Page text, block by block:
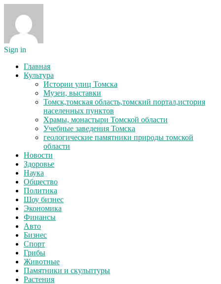
Sign in
Главная
Культура
Истории улиц Томска
Музеи, выставки
Томск,томская область,томский портал,история
населенных пунктов
Храмы, монастыри Томской области
Учебные заведения Томска
геологические памятники природы томской
области
Новости
Здоровье
Наука
Общество
Политика
Шоу бизнес
Экономика
Финансы
Авто
Бизнес
Спорт
Грибы
Животные
Памятники и скульптуры
Растения